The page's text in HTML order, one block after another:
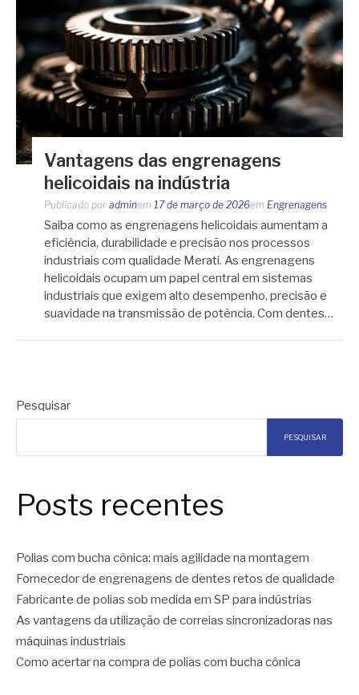
Vantagens das engrenagens
helicoidais na indústria
Publicado por adminem 17 de março de 2026em Engrenagens
Saiba como as engrenagens helicoidais aumentam a
eficiência, durabilidade e precisão nos processos
industriais com qualidade Merati. As engrenagens
helicoidais ocupam um papel central em sistemas
industriais que exigem alto desempenho, precisão e
suavidade na transmissão de potência. Com dentes…
Pesquisar
PESQUISAR
Posts recentes
Polias com bucha cônica: mais agilidade na montagem
Fornecedor de engrenagens de dentes retos de qualidade
Fabricante de polias sob medida em SP para indústrias
As vantagens da utilização de correias sincronizadoras nas
máquinas industriais
Como acertar na compra de polias com bucha cônica